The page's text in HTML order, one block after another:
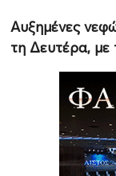
Αυξημένες
τη Δευτέρα, με